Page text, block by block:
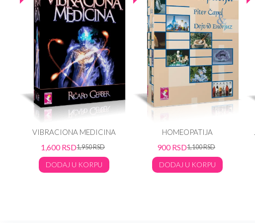
VIBRACIONA MEDICINA
1,950RSD
1,600RSD
DODAJ U KORPU
HOMEOPATIJA
1,100RSD
900RSD
DODAJ U KORPU